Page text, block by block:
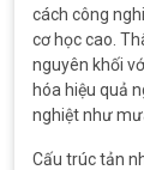
cách công
cơ học cao.
nguyên khối
hóa hiệu quả
nghiệt như
Cấu trúc tản